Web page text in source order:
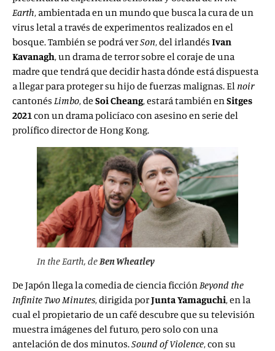
Earth, ambientada en un mundo que busca la cura de un
virus letal a través de experimentos realizados en el
bosque. También se podrá verSon, del irlandés Ivan
Kavanagh, un drama de terror sobre el coraje de una
madre que tendrá que decidir hasta dónde está dispuesta
a llegar para proteger su hijo de fuerzas malignas. El noir
cantonés Limbo, de Soi Cheang, estará también en Sitges
2021 con un drama policíaco con asesino en serie del
prolífico director de Hong Kong.
In the Earth, de Ben Wheatley
De Japón llega la comedia de ciencia ficción Beyond the
Infinite Two Minutes, dirigida porJuntaYamaguchi, en la
cual el propietario de un café descubre que su televisión
muestra imágenes del futuro, pero solo con una
antelación de dos minutos.Sound of Violence, con su